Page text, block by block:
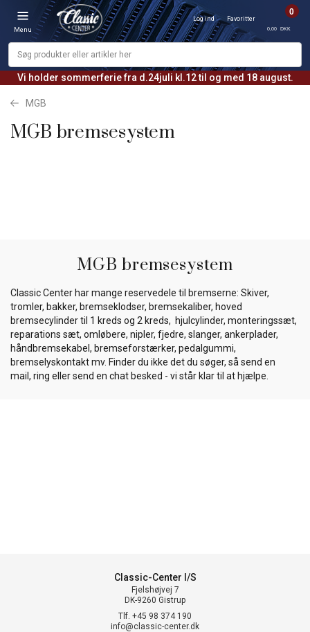
Vi holder sommerferie fra d.24juli kl.12 til og med 18 august.
Menu
Log ind Favoritter
0
0,00 DKK
MGB
MGB bremsesystem
MGB bremsesystem
Classic Center har mange reservedele til bremserne: Skiver,
tromler, bakker, bremseklodser, bremsekaliber, hoved
bremsecylinder til 1 kreds og 2 kreds, hjulcylinder, monteringssæt,
reparations sæt, omløbere, nipler, fjedre, slanger, ankerplader,
håndbremsekabel, bremseforstærker, pedalgummi,
bremselyskontakt mv. Finder du ikke det du søger, så send en
mail, ring eller send en chat besked - vi står klar til at hjælpe.
Classic-Center I/S
Fjelshøjvej 7
DK-9260 Gistrup
Tlf. +45 98 374 190
info@classic-center.dk